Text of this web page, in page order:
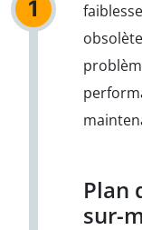
1
Plan
sur-